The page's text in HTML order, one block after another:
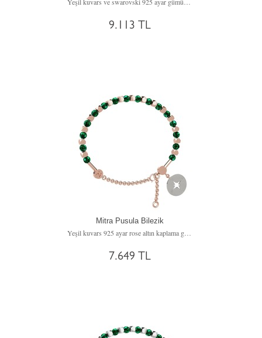
9.113 TL
Mitra Pusula Bilezik
Yeşil kuvars 925 ayar rose altın kaplama gümüş bilezik
7.649 TL